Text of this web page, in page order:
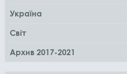
Україна
Світ
Архив 2017-2021